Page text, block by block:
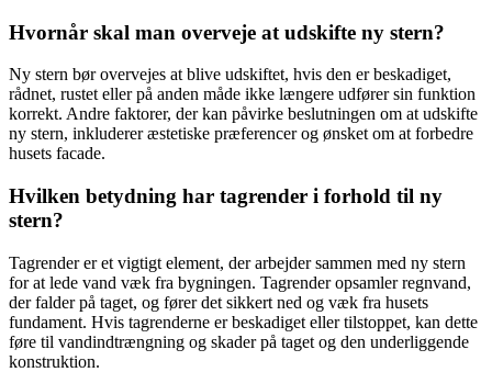
Hvornår skal man overveje at udskifte ny stern?
Ny stern bør overvejes at blive udskiftet, hvis den er beskadiget,
rådnet, rustet eller på anden måde ikke længere udfører sin funktion
korrekt. Andre faktorer, der kan påvirke beslutningen om at udskifte
ny stern, inkluderer æstetiske præferencer og ønsket om at forbedre
husets facade.
Hvilken betydning har tagrender i forhold til ny
stern?
Tagrender er et vigtigt element, der arbejder sammen med ny stern
for at lede vand væk fra bygningen. Tagrender opsamler regnvand,
der falder på taget, og fører det sikkert ned og væk fra husets
fundament. Hvis tagrenderne er beskadiget eller tilstoppet, kan dette
føre til vandindtrængning og skader på taget og den underliggende
konstruktion.